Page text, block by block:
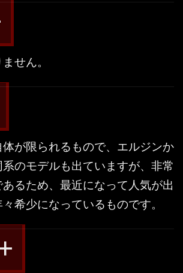
せん。
が限られるもので、エルジンか
のモデルも出ていますが、非常
るため、最近になって人気が出
希少になっているものです。